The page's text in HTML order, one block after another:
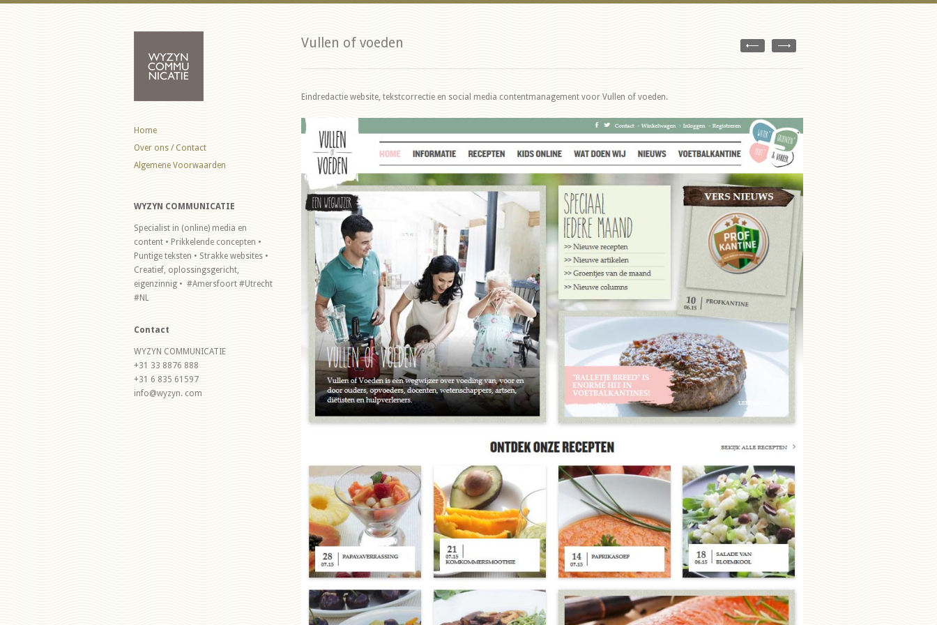
Home
Over ons / Contact
Algemene Voorwaarden
WYZYN COMMUNICATIE
Specialist in (online) media en
content • Prikkelende concepten •
Puntige teksten • Strakke websites •
Creatief, oplossingsgericht,
eigenzinnig • #Amersfoort #Utrecht
#NL
Contact
WYZYN COMMUNICATIE
+31 33 8876 888
+31 6 835 61597
info@wyzyn. com
Vullen of voeden
Eindredactie website, tekstcorrectie en social media contentmanagement voor Vullen of voeden.